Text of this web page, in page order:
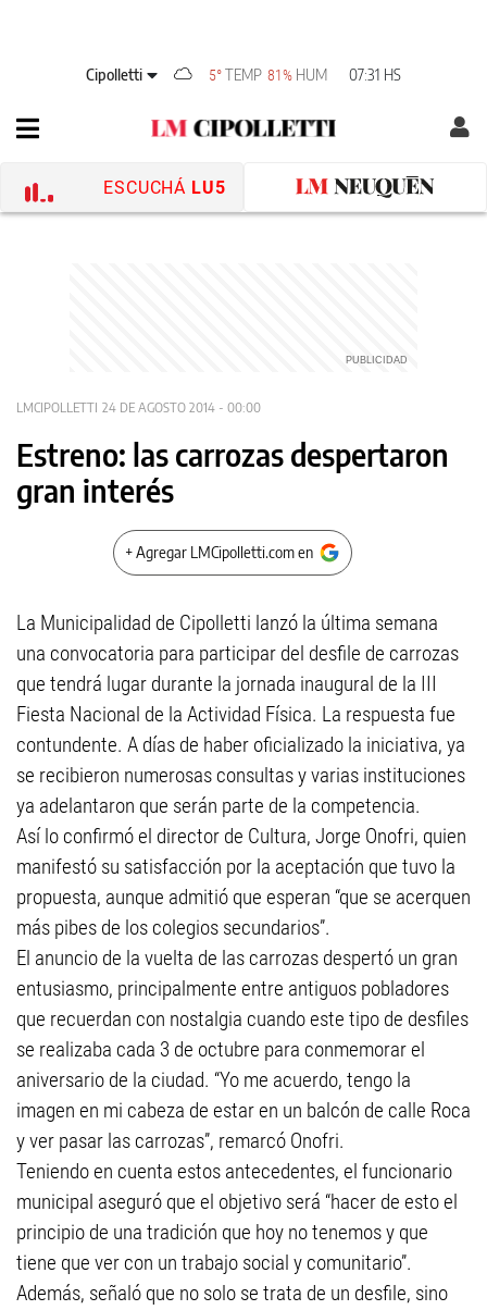
Cipolletti 5° TEMP 81% HUM 07:31 HS
ESCUCHÁ LU5
LMCIPOLLETTI 24 DE AGOSTO 2014 - 00:00
Estreno: las carrozas despertaron
gran interés
+ Agregar LMCipolletti.com en
La Municipalidad de Cipolletti lanzó la última semana
una convocatoria para participar del desfile de carrozas
que tendrá lugar durante la jornada inaugural de la III
Fiesta Nacional de la Actividad Física. La respuesta fue
contundente. A días de haber oficializado la iniciativa, ya
se recibieron numerosas consultas y varias instituciones
ya adelantaron que serán parte de la competencia.
Así lo confirmó el director de Cultura, Jorge Onofri, quien
manifestó su satisfacción por la aceptación que tuvo la
propuesta, aunque admitió que esperan “que se acerquen
más pibes de los colegios secundarios”.
El anuncio de la vuelta de las carrozas despertó un gran
entusiasmo, principalmente entre antiguos pobladores
que recuerdan con nostalgia cuando este tipo de desfiles
se realizaba cada 3 de octubre para conmemorar el
aniversario de la ciudad. “Yo me acuerdo, tengo la
imagen en mi cabeza de estar en un balcón de calle Roca
y ver pasar las carrozas”, remarcó Onofri.
Teniendo en cuenta estos antecedentes, el funcionario
municipal aseguró que el objetivo será “hacer de esto el
principio de una tradición que hoy no tenemos y que
tiene que ver con un trabajo social y comunitario”.
Además, señaló que no solo se trata de un desfile, sino